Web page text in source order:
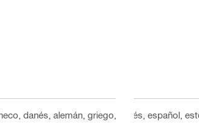
danés, alemán, griego, inglés, español,